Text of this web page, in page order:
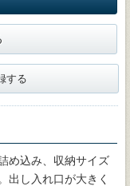
する
め込み、収納サイズ
出し入れ口が大きく